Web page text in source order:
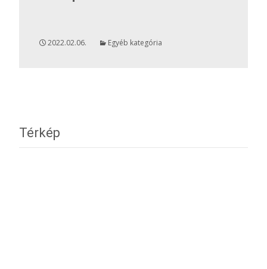
2022.02.06. Egyéb kategória
Térkép